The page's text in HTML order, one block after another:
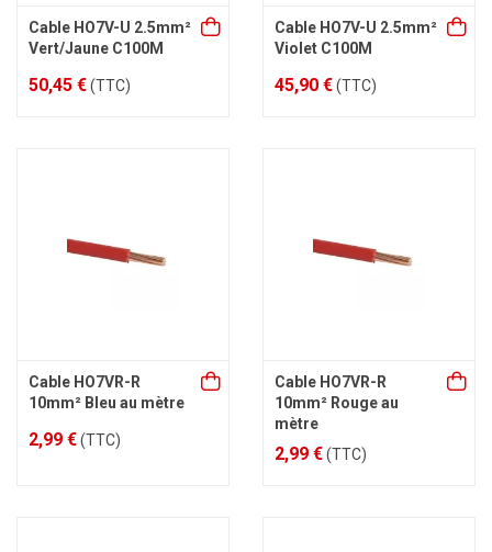
Cable HO7V-U 2.5mm²
Vert/Jaune C100M
50,45 €(TTC)
Cable HO7V-U 2.5mm²
Violet C100M
45,90 €(TTC)
Cable HO7VR-R
10mm² Bleu au mètre
2,99 €(TTC)
Cable HO7VR-R
10mm² Rouge au
mètre
2,99 €(TTC)